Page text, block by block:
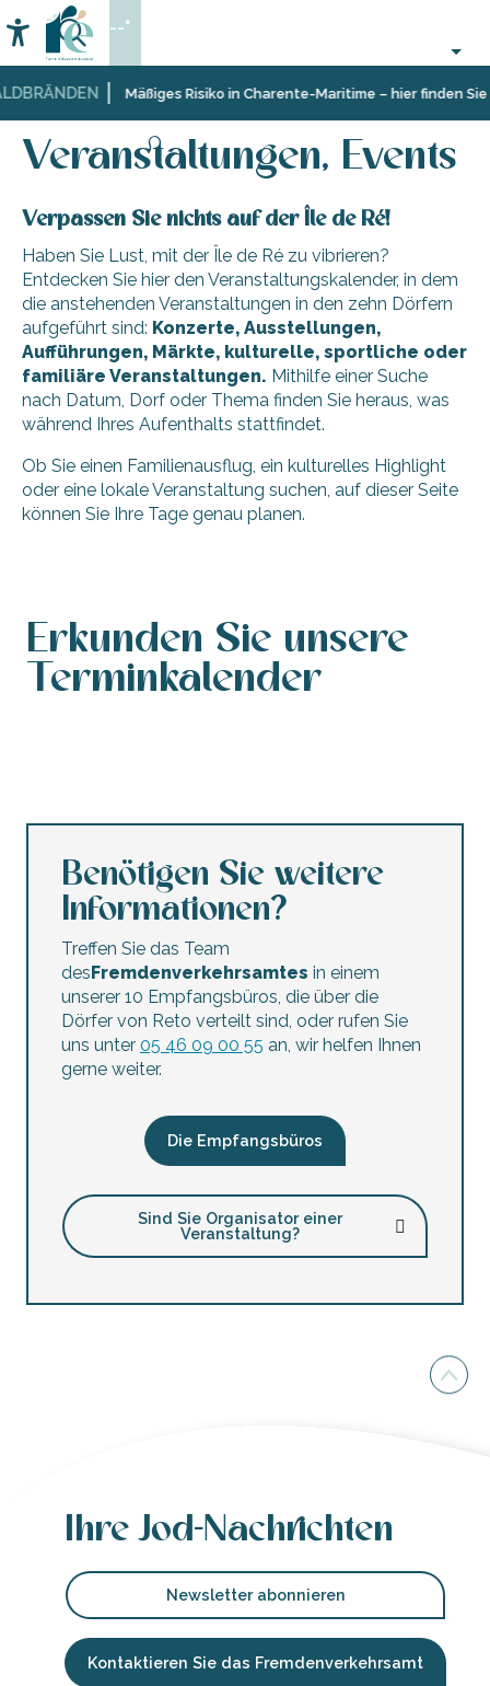
au
contenu
principal
Mäßiges Risiko in Charente-Maritime – hier finden Sie
Accessibilité
Suche
--°
Startseite
Organisieren
Aktivitäten
und
Veranstaltungen, Events
Veranstaltungen, Events
Verpassen Sie nichts auf der Île de Ré!
Haben Sie Lust, mit der Île de Ré zu vibrieren?
Entdecken Sie hier den Veranstaltungskalender, in dem
die anstehenden Veranstaltungen in den zehn Dörfern
aufgeführt sind: Konzerte, Ausstellungen,
Aufführungen, Märkte, kulturelle, sportliche oder
familiäre Veranstaltungen. Mithilfe einer Suche
nach Datum, Dorf oder Thema finden Sie heraus, was
während Ihres Aufenthalts stattfindet.
Ob Sie einen Familienausflug, ein kulturelles Highlight
oder eine lokale Veranstaltung suchen, auf dieser Seite
können Sie Ihre Tage genau planen.
Erkunden Sie unsere
Terminkalender
Benötigen Sie weitere
Informationen?
Treffen Sie das Team
desFremdenverkehrsamtes in einem
unserer 10 Empfangsbüros, die über die
Dörfer von Reto verteilt sind, oder rufen Sie
uns unter 05 46 09 00 55 an, wir helfen Ihnen
gerne weiter.
Die Empfangsbüros
Sind Sie Organisator einer
Veranstaltung?
Ihre Jod-Nachrichten
Newsletter abonnieren
Kontaktieren Sie das Fremdenverkehrsamt